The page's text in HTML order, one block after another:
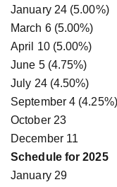
January 24 (5.00%)
March 6 (5.00%)
April 10 (5.00%)
June 5 (4.75%)
July 24 (4.50%)
September 4 (4.25%)
October 23
December 11
Schedule for 2025
January 29